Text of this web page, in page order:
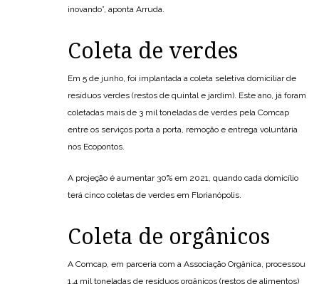
inovando”, aponta Arruda.
Coleta de verdes
Em 5 de junho, foi implantada a coleta seletiva domiciliar de
resíduos verdes (restos de quintal e jardim). Este ano, já foram
coletadas mais de 3 mil toneladas de verdes pela Comcap
entre os serviços porta a porta, remoção e entrega voluntária
nos Ecopontos.
A projeção é aumentar 30% em 2021, quando cada domicílio
terá cinco coletas de verdes em Florianópolis.
Coleta de orgânicos
A Comcap, em parceria com a Associação Orgânica, processou
1,4 mil toneladas de resíduos orgânicos (restos de alimentos)